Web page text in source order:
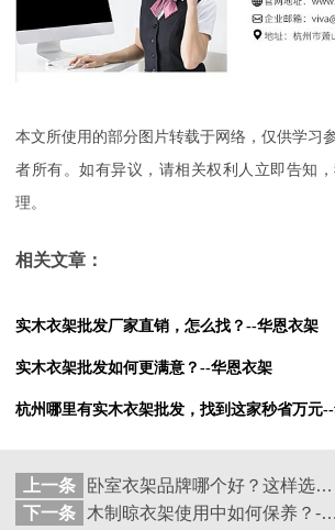
本文所使用的部分图片转载于网络，仅供学习
者所有。如有异议，请相关权利人立即告知
理。
相关文章：
实木衣架批发厂家直销，怎么找？--华恩衣架
实木衣架批发如何更满意？--华恩衣架
杭州哪里有实木衣架批发，找到这家秒省万元
上一条
卧室衣架品牌哪个好？这样选不会踩雷！--华恩衣架
下一条
木制晾衣架使用中如何保养？--华恩衣架